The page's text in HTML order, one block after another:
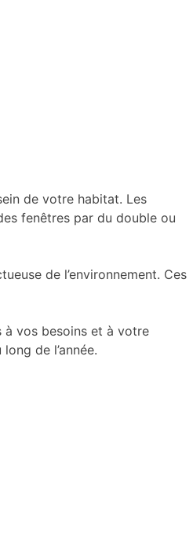
de votre habitat. Les
fenêtres par du double ou
de l’environnement. Ces
vos besoins et à votre
de l’année.